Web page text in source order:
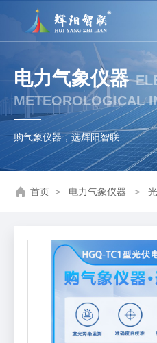
电力气象仪器
METEOROLOGICAL
购气象仪器，选辉阳智联
首页 > 电力气象仪器 >